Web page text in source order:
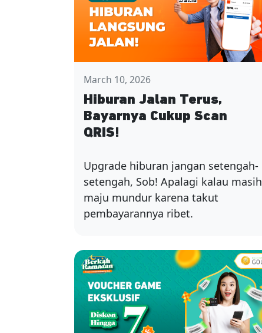
March 10, 2026
Hiburan Jalan Terus,
Bayarnya Cukup Scan
QRIS!
Upgrade hiburan jangan setengah-
setengah, Sob! Apalagi kalau masih
maju mundur karena takut
pembayarannya ribet.